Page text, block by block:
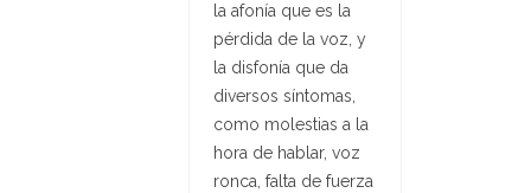
la afonía que es la
pérdida de la voz, y
la disfonía que da
diversos síntomas,
como molestias a la
hora de hablar, voz
ronca, falta de fuerza